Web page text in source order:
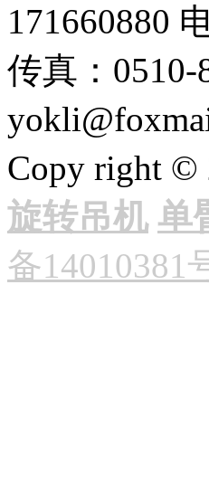
171660880
传真：0510-
Copy right
旋转吊机 单
备14010381